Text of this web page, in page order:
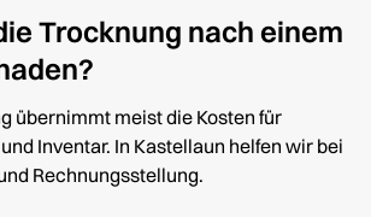
Trocknung nach einem
übernimmt meist die Kosten für
Inventar. In Kastellaun helfen wir bei
Rechnungsstellung.